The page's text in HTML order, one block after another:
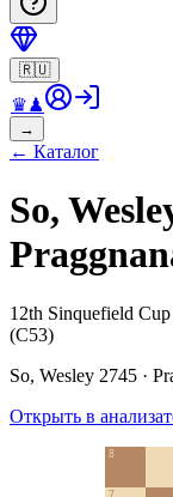
🇷🇺
♛♟
→
← Каталог
So,
12th Sinquefield Cup
(C53)
So, Wesley 2745 ·
Открыть в
7
8